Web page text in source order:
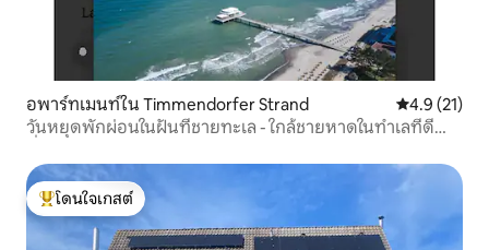
อพาร์ทเมนท์ใน Timmendorfer Strand คะแนนเฉลี่ย
4.9 (21)
วันหยุดพักผ่อนในฝันที่ชายทะเล - ใกล้ชายหาดในทำเลที่ดี
โดนใจเกสต์ที่สุด
โดนใจเกสต์